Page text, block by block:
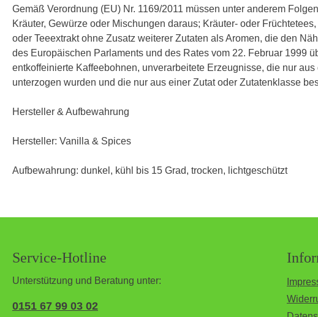
Gemäß Verordnung (EU) Nr. 1169/2011 müssen unter anderem
Kräuter, Gewürze oder Mischungen daraus; Kräuter- oder
oder Teeextrakt ohne Zusatz weiterer Zutaten als Aromen, die den
des Europäischen Parlaments und des Rates vom 22. Februar 1999
entkoffeinierte Kaffeebohnen, unverarbeitete Erzeugnisse, die nur
unterzogen wurden und die nur aus einer Zutat oder Zutatenklasse
Hersteller & Aufbewahrung
Hersteller: Vanilla & Spices
Aufbewahrung: dunkel, kühl bis 15 Grad, trocken, lichtgeschützt
Service-Hotline
Unterstützung und Beratung unter:
0151 67 99 03 02